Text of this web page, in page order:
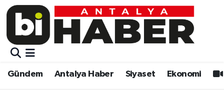
Gündem Antalya Haber Siyaset Ekonomi
Gündem
Siyaset
Gündem
Siyaset
Muratpaşa Nöbetçi Eczaneler
Muratpaşa Trafik Yoğunluk Haritası